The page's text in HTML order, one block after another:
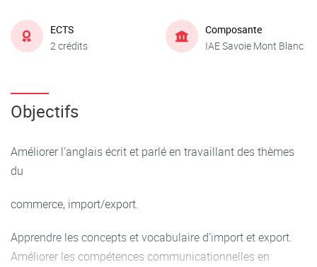
ECTS
2 crédits
Composante
IAE Savoie Mont Blanc
Objectifs
Améliorer l'anglais écrit et parlé en travaillant des thèmes
du
commerce, import/export.
Apprendre les concepts et vocabulaire d’import et export.
Améliorer les compétences communicationnelles en